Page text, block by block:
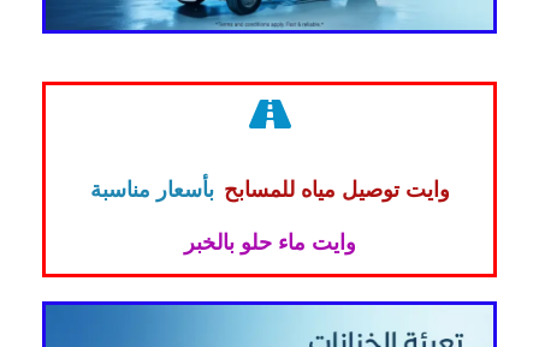
وايت توصيل مياه للمسابح بأسعار مناسبة
وايت ماء حلو بالخبر